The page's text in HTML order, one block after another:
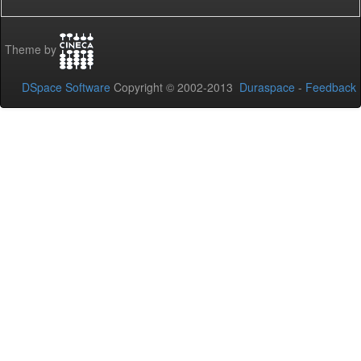
Theme by
DSpace Software Copyright © 2002-2013 Duraspace - Feedback